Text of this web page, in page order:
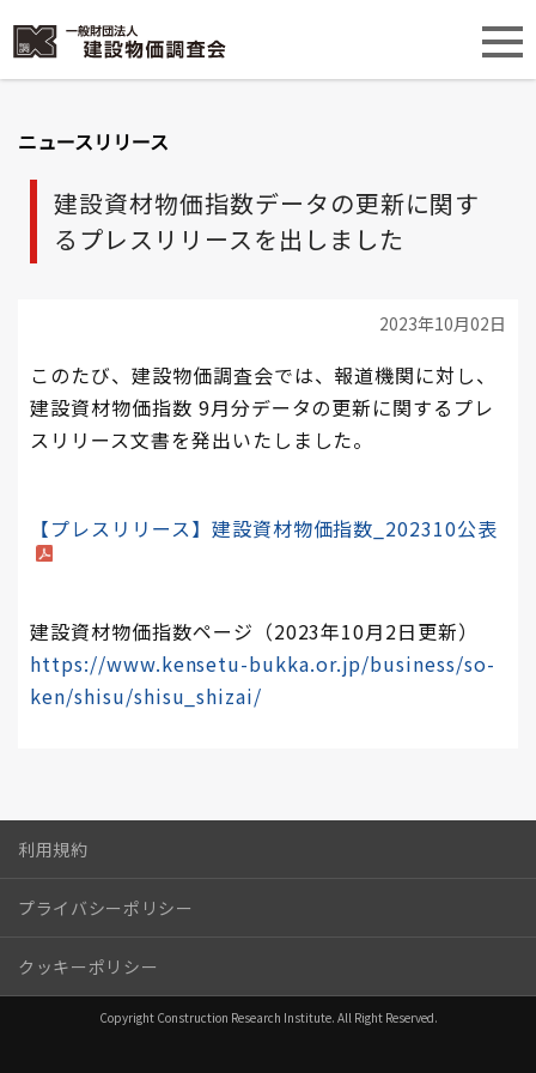
ニュースリリース
建設資材物価指数データの更新に関す
るプレスリリースを出しました
2023年10月02日
このたび、建設物価調査会では、報道機関に対し、
建設資材物価指数 9月分データの更新に関するプレ
スリリース文書を発出いたしました。
【プレスリリース】建設資材物価指数_202310公表
建設資材物価指数ページ（2023年10月2日更新）
https://www.kensetu-bukka.or.jp/business/so-
ken/shisu/shisu_shizai/
利用規約
プライバシーポリシー
クッキーポリシー
Copyright Construction Research Institute. All Right Reserved.